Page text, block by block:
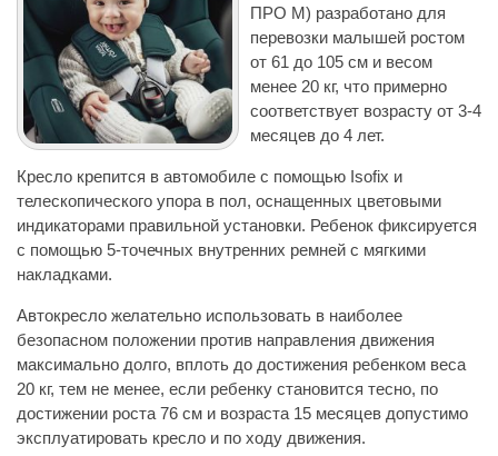
ПРО М) разработано для
перевозки малышей ростом
от 61 до 105 см и весом
менее 20 кг, что примерно
соответствует возрасту от 3-4
месяцев до 4 лет.
Кресло крепится в автомобиле с помощью Isofix и
телескопического упора в пол, оснащенных цветовыми
индикаторами правильной установки. Ребенок фиксируется
с помощью 5-точечных внутренних ремней с мягкими
накладками.
Автокресло желательно использовать в наиболее
безопасном положении против направления движения
максимально долго, вплоть до достижения ребенком веса
20 кг, тем не менее, если ребенку становится тесно, по
достижении роста 76 см и возраста 15 месяцев допустимо
эксплуатировать кресло и по ходу движения.